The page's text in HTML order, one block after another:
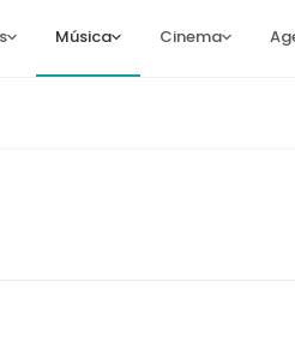
Música Cinema